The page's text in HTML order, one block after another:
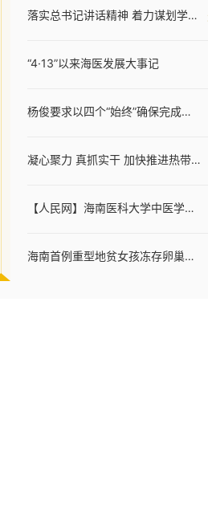
落实总书记讲话精神 着力谋划学校内涵提升——我校召开发展战略咨询委员会第二次工作会议
“4·13”以来海医发展大事记
杨俊要求以四个“始终”确保完成全年工作任务--我校六届五次教代会暨七届二次工代会胜利闭幕
凝心聚力 真抓实干 加快推进热带特色鲜明的国际化高水平医科大学建设步伐 ——我校六届五次教代会暨七届二次工代会隆重开幕
【人民网】海南医科大学中医学院“医路同行”社会实践团队开展黎医药调研实践活动
海南首例重型地贫女孩冻存卵巢组织自体移植成功！